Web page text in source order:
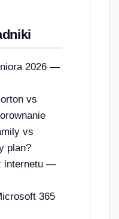
2026 —
vs
vs
plan?
internetu —
365